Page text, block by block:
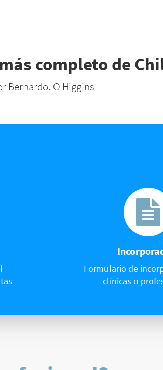
completo de
Bernardo. O Higgins
Formulario de
clínicas o